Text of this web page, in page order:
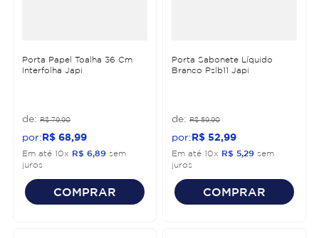
Porta Papel Toalha 36 Cm
Interfolha Japi
R$ 79,90
R$ 68 99
Em até 10x R$ 6 89 sem
juros
COMPRAR
Porta Sabonete Líquido
Branco Pslb11 Japi
R$ 59,90
R$ 52 99
Em até 10x R$ 5 29 sem
juros
COMPRAR